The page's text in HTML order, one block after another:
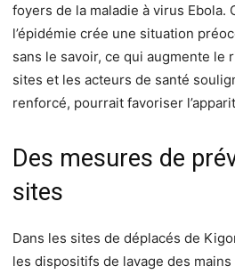
foyers de la maladie à virus
l’épidémie crée une situation
sans le savoir, ce qui augmente le
sites et les acteurs de santé
renforcé, pourrait favoriser
Des mesures de
sites
Dans les sites de déplacés de
les dispositifs de lavage des